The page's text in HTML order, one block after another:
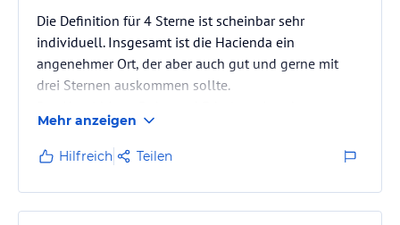
Die Definition für 4 Sterne ist scheinbar sehr
individuell. Insgesamt ist die Hacienda ein
angenehmer Ort, der aber auch gut und gerne mit
drei Sternen auskommen sollte.
unterschiedlichen Rückzugsmöglichkeiten. Das
Zimmer war ausreichend groß und das Bett sehr
Im Bad gab es Platz für zwei und eine große
Badewanne. Die Ausstattung des Zimmers
Mehr anzeigen
Hilfreich Teilen